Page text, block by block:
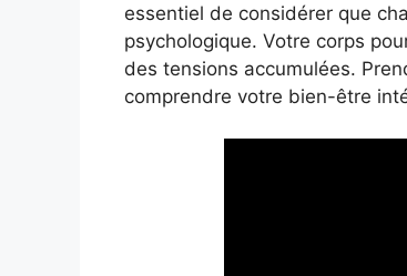
essentiel de considérer que
psychologique. Votre corps
des tensions accumulées.
comprendre votre bien-être